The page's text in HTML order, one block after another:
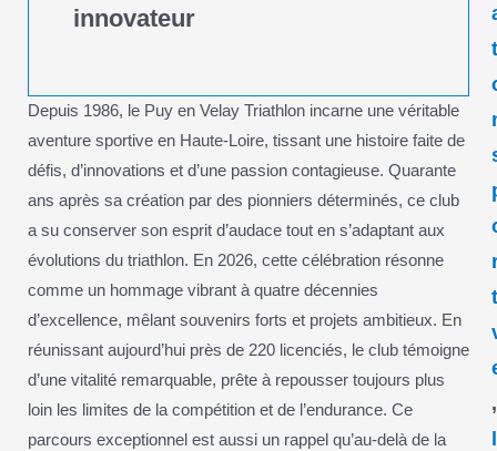
innovateur
Depuis 1986, le Puy en Velay Triathlon incarne une véritable
aventure sportive en Haute-Loire, tissant une histoire faite de
défis, d’innovations et d’une passion contagieuse. Quarante
ans après sa création par des pionniers déterminés, ce club
a su conserver son esprit d’audace tout en s’adaptant aux
évolutions du triathlon. En 2026, cette célébration résonne
comme un hommage vibrant à quatre décennies
d’excellence, mêlant souvenirs forts et projets ambitieux. En
réunissant aujourd’hui près de 220 licenciés, le club témoigne
d’une vitalité remarquable, prête à repousser toujours plus
loin les limites de la compétition et de l’endurance. Ce
parcours exceptionnel est aussi un rappel qu’au-delà de la
,
l